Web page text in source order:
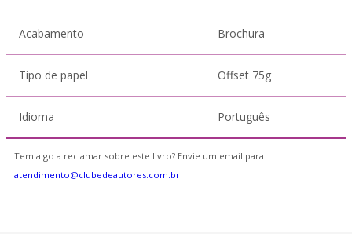
Acabamento Brochura
Tipo de papel Offset 75g
Idioma Português
Tem algo a reclamar sobre este livro? Envie um email para
atendimento@clubedeautores.com.br